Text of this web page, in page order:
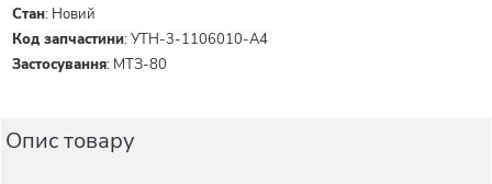
Стан: Новий
Код запчастини:УТН-3-1106010-А4
Застосування: МТЗ-80
Опис товару